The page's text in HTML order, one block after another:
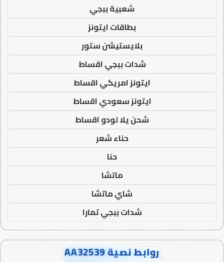
شعبية ببجي
بطاقات ايتونز
بلايستيشن ستور
شدات ببجي اقساط
ايتونز امريكي اقساط
ايتونز سعودي اقساط
شحن يلا لودو اقساط
حناء شعر
حنا
ماتشا
شاي ماتشا
شدات ببجي تمارا
روابط نصية AA32539